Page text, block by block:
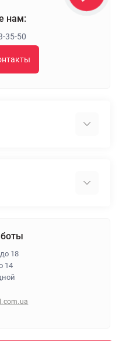
нам:
35-50
18
14